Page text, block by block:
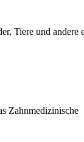
Tiere und andere
Zahnmedizinische